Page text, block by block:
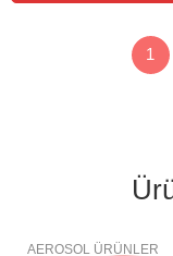
1
AEROSOL ÜRÜNLER